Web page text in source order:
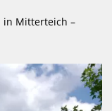
in Mitterteich –